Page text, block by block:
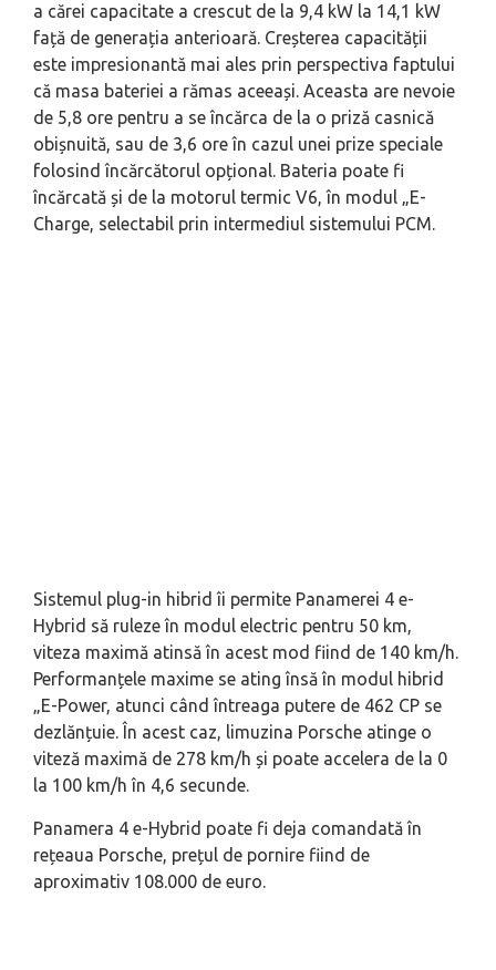
a cărei capacitate a crescut de la 9,4 kW la 14,1 kW
față de generația anterioară. Creșterea capacității
este impresionantă mai ales prin perspectiva faptului
că masa bateriei a rămas aceeași. Aceasta are nevoie
de 5,8 ore pentru a se încărca de la o priză casnică
obișnuită, sau de 3,6 ore în cazul unei prize speciale
folosind încărcătorul opțional. Bateria poate fi
încărcată și de la motorul termic V6, în modul „E-
Charge, selectabil prin intermediul sistemului PCM.
Sistemul plug-in hibrid îi permite Panamerei 4 e-
Hybrid să ruleze în modul electric pentru 50 km,
viteza maximă atinsă în acest mod fiind de 140 km/h.
Performanțele maxime se ating însă în modul hibrid
„E-Power, atunci când întreaga putere de 462 CP se
dezlănțuie. În acest caz, limuzina Porsche atinge o
viteză maximă de 278 km/h și poate accelera de la 0
la 100 km/h în 4,6 secunde.
Panamera 4 e-Hybrid poate fi deja comandată în
rețeaua Porsche, prețul de pornire fiind de
aproximativ 108.000 de euro.